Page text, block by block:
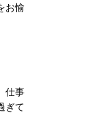
お愉
仕事
ぎて